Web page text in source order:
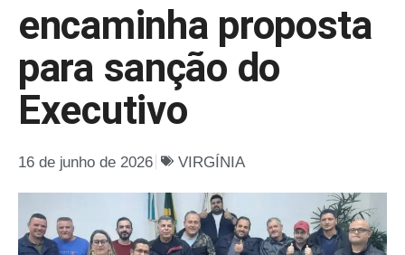
encaminha proposta
para sanção do
Executivo
16 de junho de 2026 VIRGÍNIA